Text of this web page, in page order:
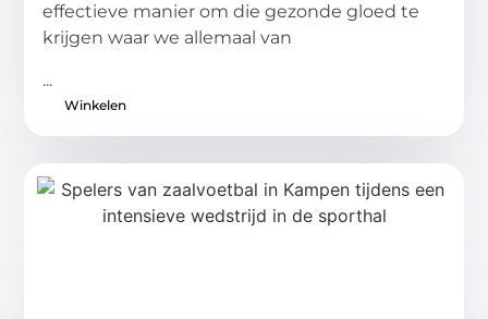
effectieve manier om die gezonde gloed te
krijgen waar we allemaal van
...
Winkelen